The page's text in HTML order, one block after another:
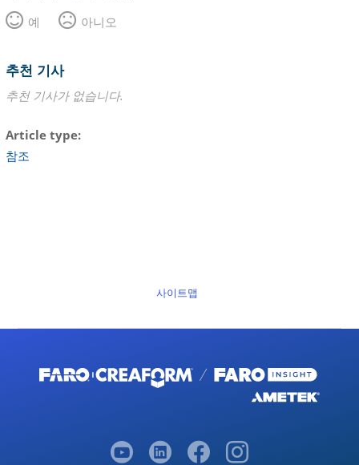
예
아니오
추천 기사
추천 기사가 없습니다.
Article type
참조
사이트맵